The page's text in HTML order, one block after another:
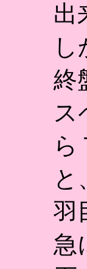
出
終
ス
ら
と
羽
急